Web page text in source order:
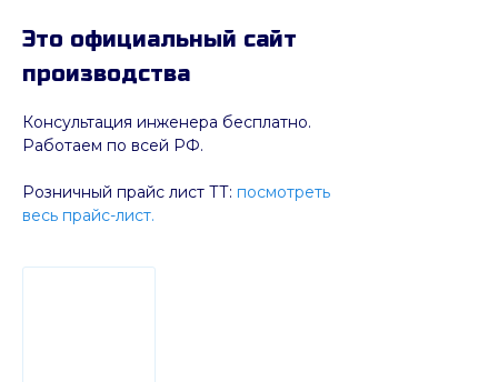
Консультация инженера бесплатно.
Работаем по всей РФ.
Розничный прайс лист ТТ: посмотреть
весь прайс-лист.
Это официальный сайт
производства